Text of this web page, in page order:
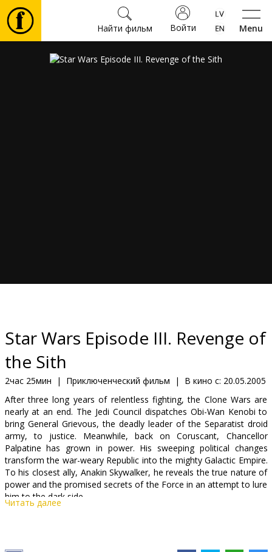
Menu
Войти
Найти фильм
Фильмы
Клуб
Star Wars Episode III. Revenge of
the Sith
2час 25мин | Приключенческий фильм | В кино с: 20.05.2005
After three long years of relentless fighting, the Clone Wars are
nearly at an end. The Jedi Council dispatches Obi-Wan Kenobi to
bring General Grievous, the deadly leader of the Separatist droid
army, to justice. Meanwhile, back on Coruscant, Chancellor
Palpatine has grown in power. His sweeping political changes
transform the war-weary Republic into the mighty Galactic Empire.
To his closest ally, Anakin Skywalker, he reveals the true nature of
power and the promised secrets of the Force in an attempt to lure
him to the dark side.
Читать далее